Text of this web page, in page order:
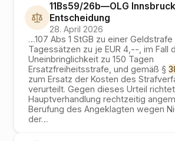
11Bs59/26b—OLG Innsbruck
Entscheidung
28. April 2026
…107 Abs 1 StGB zu einer
Tagessätzen zu je EUR 4,--, im Fall
Uneinbringlichkeit zu 150 Tagen
Ersatzfreiheitsstrafe, und gemäß §
zum Ersatz der Kosten des
verurteilt. Gegen dieses Urteil
Hauptverhandlung rechtzeitig
Berufung des Angeklagten wegen
der…